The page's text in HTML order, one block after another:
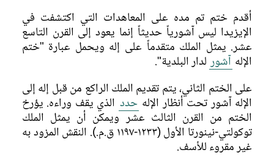
أقدم ختم تم مده على المعاهدات التي اكتشفت في
الإيزيدا ليس آشورياً حديثاً إنما يعود إلى القرن التاسع
عشر. يمثل الملك متقدماً على إله ويحمل عبارة "ختم
الإله آشور لدار البلدية".
على الختم الثاني، يتم تقديم الملك الراكع من قبل إله إلى
الإله آشور تحت أنظار الإله حدد الذي يقف وراءه. يؤرخ
الختم من القرن الثالث عشر ويمكن أن يمثل الملك
توكولتي-نينورتا الأول (١٢٣٣-١١٩٧ ق.م.). النقش المزود به
غير مقروء للأسف.